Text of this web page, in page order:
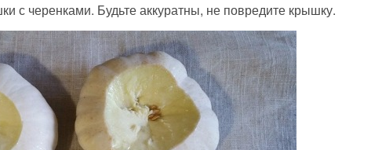
с черенками. Будьте аккуратны, не повредите крышку.